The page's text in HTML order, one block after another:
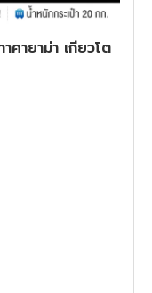
คายาม่า เกียวโต